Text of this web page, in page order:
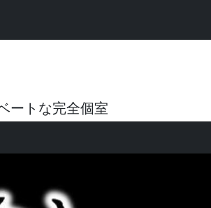
ートな完全個室